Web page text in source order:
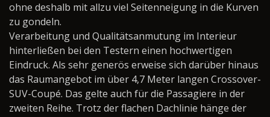
ohne deshalb mit allzu viel Seitenneigung in die Kurven
zu gondeln.
Verarbeitung und Qualitätsanmutung im Interieur
hinterließen bei den Testern einen hochwertigen
Eindruck. Als sehr generös erweise sich darüber hinaus
das Raumangebot im über 4,7 Meter langen Crossover-
SUV-Coupé. Das gelte auch für die Passagiere in der
zweiten Reihe. Trotz der flachen Dachlinie hänge der